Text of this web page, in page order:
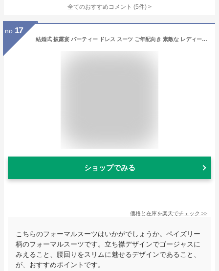
全てのおすすめコメント (5件) >
no. 17
結婚式 披露宴 パーティー ドレス スーツ ご年配向き 素敵な レディース フォーマル 両家 顔合わせ 服装 母親 ミセス スーツ ドレス 50代 60代 70代 80代 七五三 の お宮参り 高見え 高品質 表彰式 孫 姪 甥 結婚 式 祖母 叔母 親族 シニア 衣装 セレモニー 着痩せ お呼ばれ
ショップでみる
価格と在庫を楽天でチェック >>
こちらのフォーマルスーツはいかがでしょうか。ペイズリー
柄のフォーマルスーツです。立ち襟デザインでゴージャスに
みえること、腰回りをスリムに魅せるデザインであること、
が、おすすめポイントです。